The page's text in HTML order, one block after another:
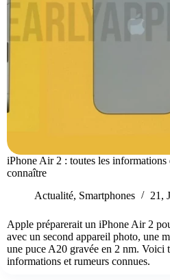
iPhone Air 2 : toutes les informations
connaître
Actualité, Smartphones 21,
Apple préparerait un iPhone Air 2
avec un second appareil photo, une
une puce A20 gravée en 2 nm. Voici
informations et rumeurs connues.